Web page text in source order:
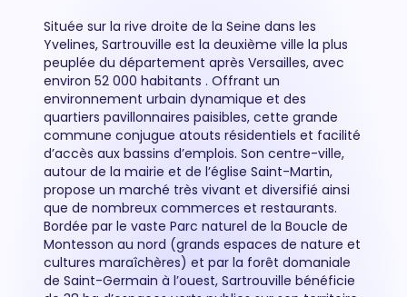
Située sur la rive droite de la Seine dans les
Yvelines, Sartrouville est la deuxième ville la plus
peuplée du département après Versailles, avec
environ 52 000 habitants . Offrant un
environnement urbain dynamique et des
quartiers pavillonnaires paisibles, cette grande
commune conjugue atouts résidentiels et facilité
d’accès aux bassins d’emplois. Son centre-ville,
autour de la mairie et de l’église Saint-Martin,
propose un marché très vivant et diversifié ainsi
que de nombreux commerces et restaurants.
Bordée par le vaste Parc naturel de la Boucle de
Montesson au nord (grands espaces de nature et
cultures maraîchères) et par la forêt domaniale
de Saint-Germain à l’ouest, Sartrouville bénéficie